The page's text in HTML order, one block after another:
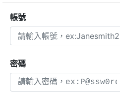
帳號
密碼